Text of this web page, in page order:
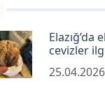
cevizler